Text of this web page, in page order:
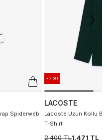
Spiderweb
-%39
LACOSTE
Lacoste Uzun Kollu
T-Shirt
2.400 TL1.471 TL